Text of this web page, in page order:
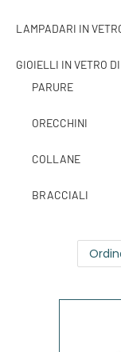
LAMPADARI IN
GIOIELLI IN VETRO
PARURE
ORECCHINI
COLLANE
BRACCIALI